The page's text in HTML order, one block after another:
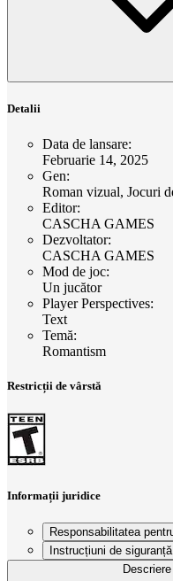
Detalii
Data de lansare:
Februarie 14, 2025
Gen:
Roman vizual, Jocuri
Editor:
CASCHA GAMES
Dezvoltator:
CASCHA GAMES
Mod de joc:
Un jucător
Player Perspectives:
Text
Temă:
Romantism
Restricții de vârstă
Informații juridice
Responsabilitatea
Instrucțiuni de siguranță
Descriere